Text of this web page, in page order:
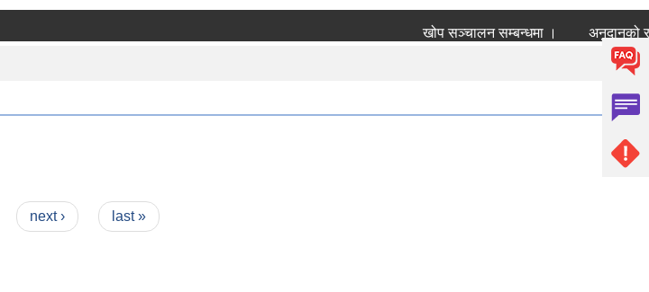
खोप सञ्चालन सम्बन्धमा । अनुदानको
next › last »